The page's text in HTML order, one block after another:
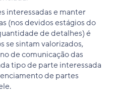
interessadas e manter
(nos devidos estágios do
de detalhes) é
se sintam valorizados,
de comunicação das
tipo de parte interessada
de partes